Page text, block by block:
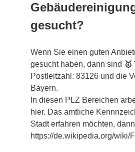
gesucht?
Wenn Sie einen guten
gesucht haben, dann sind 🥇
Postleitzahl: 83126 und die
Bayern.
In diesen PLZ Bereichen
hier. Das amtliche
Stadt erfahren möchten,
https://de.wikipedia.org/wiki/